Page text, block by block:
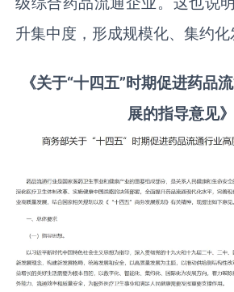
升集中度，形成规模化、集约化
《关于“十四五”时期促进药品
展的指导意见》